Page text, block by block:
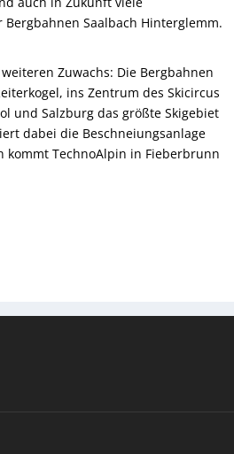
Saalbach Hinterglemm.
Zuwachs: Die Bergbahnen
ins Zentrum des Skicircus
und Salzburg das größte Skigebiet
dabei die Beschneiungs­anlage
kommt TechnoAlpin in Fieberbrunn